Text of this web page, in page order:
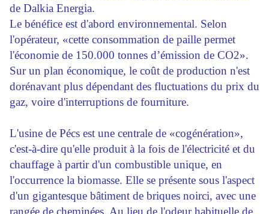
de Dalkia Energia.
Le bénéfice est d'abord environnemental. Selon
l'opérateur, «cette consommation de paille permet
l'économie de 150.000 tonnes d’émission de CO2».
Sur un plan économique, le coût de production n'est
dorénavant plus dépendant des fluctuations du prix du
gaz, voire d'interruptions de fourniture.
L'usine de Pécs est une centrale de «cogénération»,
c'est-à-dire qu'elle produit à la fois de l'électricité et du
chauffage à partir d'un combustible unique, en
l'occurrence la biomasse. Elle se présente sous l'aspect
d'un gigantesque bâtiment de briques noirci, avec une
rangée de cheminées. Au lieu de l'odeur habituelle de